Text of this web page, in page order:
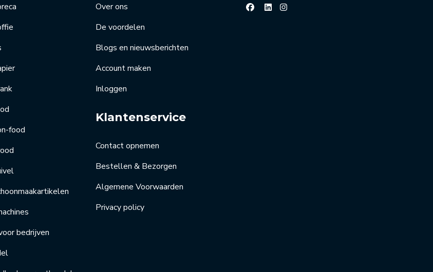
food
bedrijven
Over ons
De voordelen
Blogs en nieuwsberichten
Account maken
Inloggen
Klantenservice
Contact opnemen
Bestellen & Bezorgen
Algemene Voorwaarden
Privacy policy